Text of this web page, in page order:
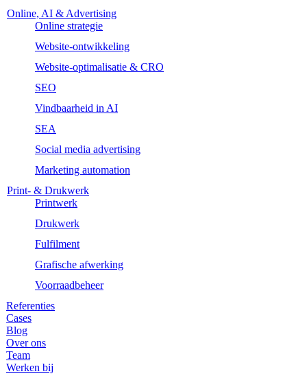
Online, AI & Advertising
Online strategie
Website-ontwikkeling
Website-optimalisatie & CRO
SEO
Vindbaarheid in AI
SEA
Social media advertising
Marketing automation
Print- & Drukwerk
Printwerk
Drukwerk
Fulfilment
Grafische afwerking
Voorraadbeheer
Referenties
Cases
Blog
Over ons
Team
Werken bij